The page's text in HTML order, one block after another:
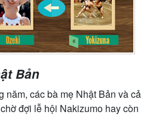
Bản
năm, các bà mẹ Nhật Bản và cả
đợi lễ hội Nakizumo hay còn